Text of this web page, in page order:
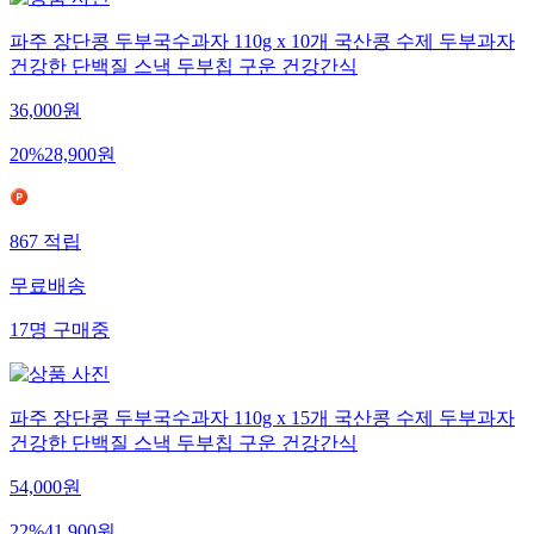
파주 장단콩 두부국수과자 110g x 10개 국산콩 수제 두부과자
건강한 단백질 스낵 두부칩 구운 건강간식
36,000원
20%28,900원
867적립
무료배송
17명구매중
파주 장단콩 두부국수과자 110g x 15개 국산콩 수제 두부과자
건강한 단백질 스낵 두부칩 구운 건강간식
54,000원